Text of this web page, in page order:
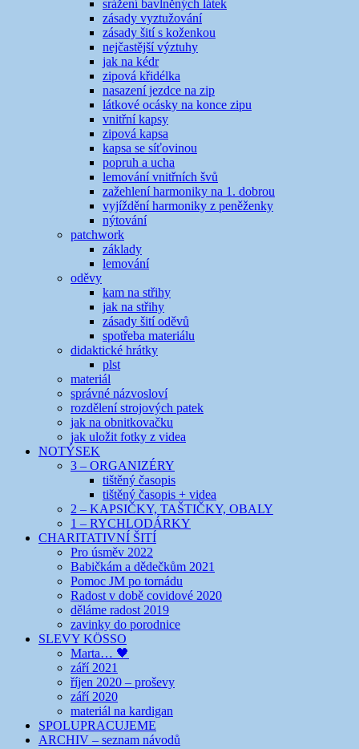
srážení bavlněných látek
zásady vyztužování
zásady šití s koženkou
nejčastější výztuhy
jak na kédr
zipová křidélka
nasazení jezdce na zip
látkové ocásky na konce zipu
vnitřní kapsy
zipová kapsa
kapsa se síťovinou
popruh a ucha
lemování vnitřních švů
zažehlení harmoniky na 1. dobrou
vyjíždění harmoniky z peněženky
nýtování
patchwork
základy
lemování
oděvy
kam na střihy
jak na střihy
zásady šití oděvů
spotřeba materiálu
didaktické hrátky
plst
materiál
správné názvosloví
rozdělení strojových patek
jak na obnitkovačku
jak uložit fotky z videa
NOTÝSEK
3 – ORGANIZÉRY
tištěný časopis
tištěný časopis + videa
2 – KAPSIČKY, TAŠTIČKY, OBALY
1 – RYCHLODÁRKY
CHARITATIVNÍ ŠITÍ
Pro úsměv 2022
Babičkám a dědečkům 2021
Pomoc JM po tornádu
Radost v době covidové 2020
děláme radost 2019
zavinky do porodnice
SLEVY KÖSSO
Marta… 🖤
září 2021
říjen 2020 – proševy
září 2020
materiál na kardigan
SPOLUPRACUJEME
ARCHIV – seznam návodů